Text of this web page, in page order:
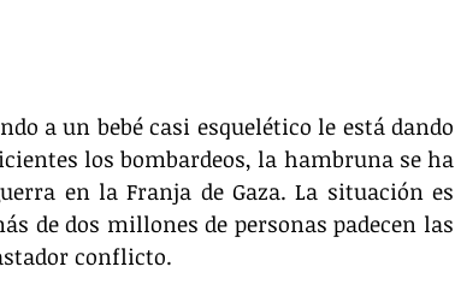
a un bebé casi esquelético le está dando
los bombardeos, la hambruna se ha
en la Franja de Gaza. La situación es
de dos millones de personas padecen las
conflicto.